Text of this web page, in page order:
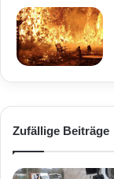
Zufällige Beiträge